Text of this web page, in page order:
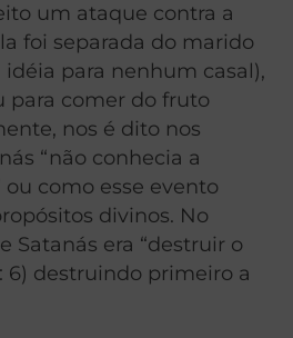
um ataque contra a
foi separada do marido
para nenhum casal),
para comer do fruto
nos é dito nos
“não conhecia a
como esse evento
divinos. No
Satanás era “destruir o
6) destruindo primeiro a